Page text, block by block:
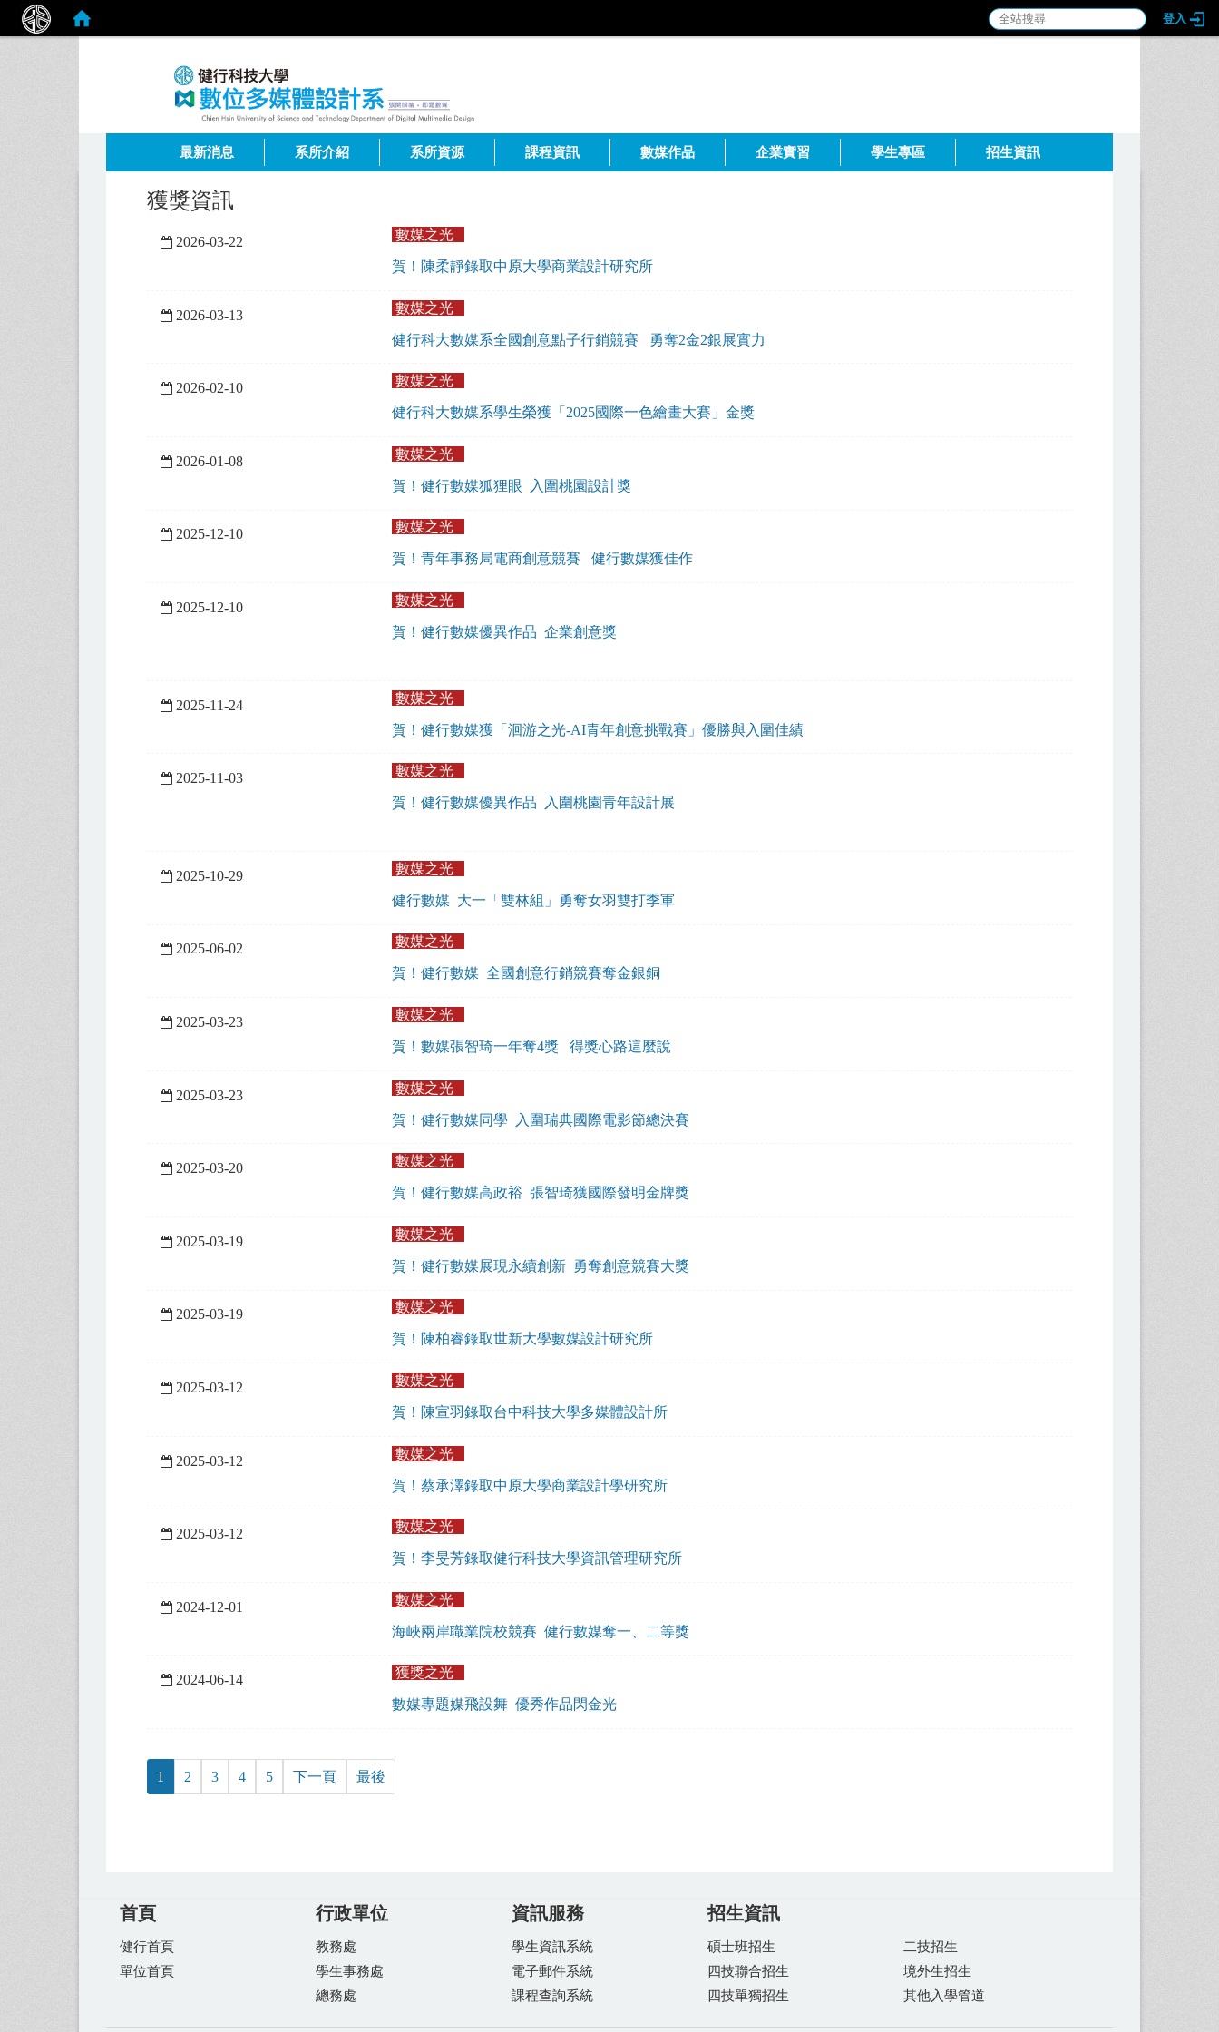
登入
最新消息 系所介紹 系所資源 課程資訊 數媒作品 企業實習 學生專區 招生資訊
獲獎資訊
2026-03-22 數媒之光
賀！陳柔靜錄取中原大學商業設計研究所
2026-03-13 數媒之光
健行科大數媒系全國創意點子行銷競賽 勇奪2金2銀展實力
2026-02-10 數媒之光
健行科大數媒系學生榮獲「2025國際一色繪畫大賽」金獎
2026-01-08 數媒之光
賀！健行數媒狐狸眼 入圍桃園設計獎
2025-12-10 數媒之光
賀！青年事務局電商創意競賽 健行數媒獲佳作
2025-12-10 數媒之光
賀！健行數媒優異作品 企業創意獎
2025-11-24 數媒之光
賀！健行數媒獲「洄游之光-AI青年創意挑戰賽」優勝與入圍佳績
2025-11-03 數媒之光
賀！健行數媒優異作品 入圍桃園青年設計展
2025-10-29 數媒之光
健行數媒 大一「雙林組」勇奪女羽雙打季軍
2025-06-02 數媒之光
賀！健行數媒 全國創意行銷競賽奪金銀銅
2025-03-23 數媒之光
賀！數媒張智琦一年奪4獎 得獎心路這麼說
2025-03-23 數媒之光
賀！健行數媒同學 入圍瑞典國際電影節總決賽
2025-03-20 數媒之光
賀！健行數媒高政裕 張智琦獲國際發明金牌獎
2025-03-19 數媒之光
賀！​健行數媒展現永續創新 勇奪創意競賽大獎
2025-03-19 數媒之光
賀！陳柏睿錄取世新大學數媒設計研究所
2025-03-12 數媒之光
賀！陳宣羽錄取台中科技大學多媒體設計所
2025-03-12 數媒之光
賀！蔡承澤錄取中原大學商業設計學研究所
2025-03-12 數媒之光
賀！李旻芳錄取健行科技大學資訊管理研究所
2024-12-01 數媒之光
海峽兩岸職業院校競賽 健行數媒奪一、二等獎
2024-06-14 獲獎之光
數媒專題媒飛設舞 優秀作品閃金光
1 2 3 4 5 下一頁 最後
首頁
健行首頁
單位首頁
行政單位
教務處
學生事務處
總務處
資訊服務
學生資訊系統
電子郵件系統
課程查詢系統
招生資訊
碩士班招生
四技聯合招生
四技單獨招生
二技招生
境外生招生
其他入學管道